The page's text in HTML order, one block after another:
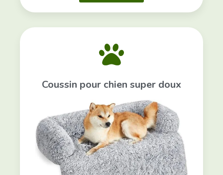
Coussin pour chien super doux